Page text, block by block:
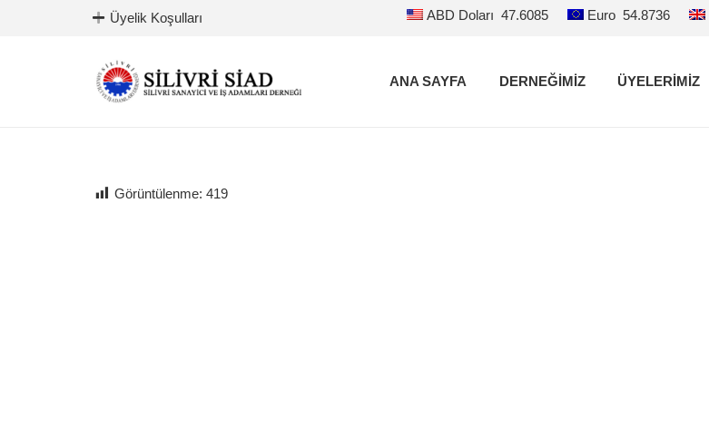
Üyelik Koşulları ABD Doları 47.6085 Euro 54.8736
ANA SAYFA DERNEĞİMİZ ÜYELERİMİZ
Görüntülenme: 419